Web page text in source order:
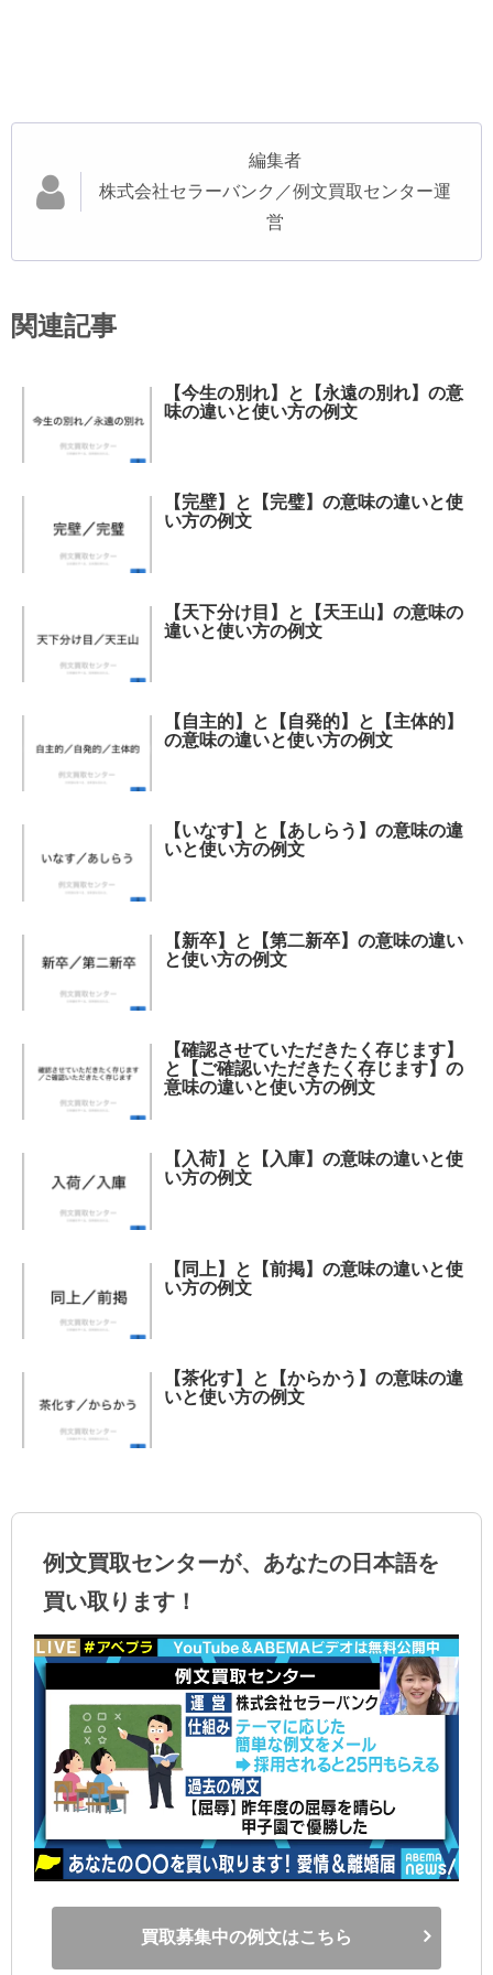
編集者
株式会社セラーバンク／例文買取センター運
営
関連記事
【今生の別れ】と【永遠の別れ】の意
味の違いと使い方の例文
【完壁】と【完璧】の意味の違いと使
い方の例文
【天下分け目】と【天王山】の意味の
違いと使い方の例文
【自主的】と【自発的】と【主体的】
の意味の違いと使い方の例文
【いなす】と【あしらう】の意味の違
いと使い方の例文
【新卒】と【第二新卒】の意味の違い
と使い方の例文
【確認させていただきたく存じます】
と【ご確認いただきたく存じます】の
意味の違いと使い方の例文
【入荷】と【入庫】の意味の違いと使
い方の例文
【同上】と【前掲】の意味の違いと使
い方の例文
【茶化す】と【からかう】の意味の違
いと使い方の例文
例文買取センターが、あなたの日本語を
買い取ります！
買取募集中の例文はこちら